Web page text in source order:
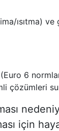
ısıtma)
6
çözümleri
için